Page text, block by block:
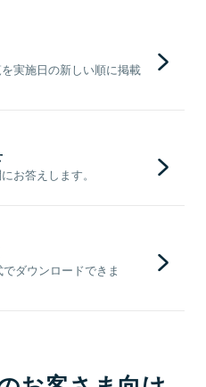
実施日の新しい順に掲載
お答えします。
ダウンロードできま